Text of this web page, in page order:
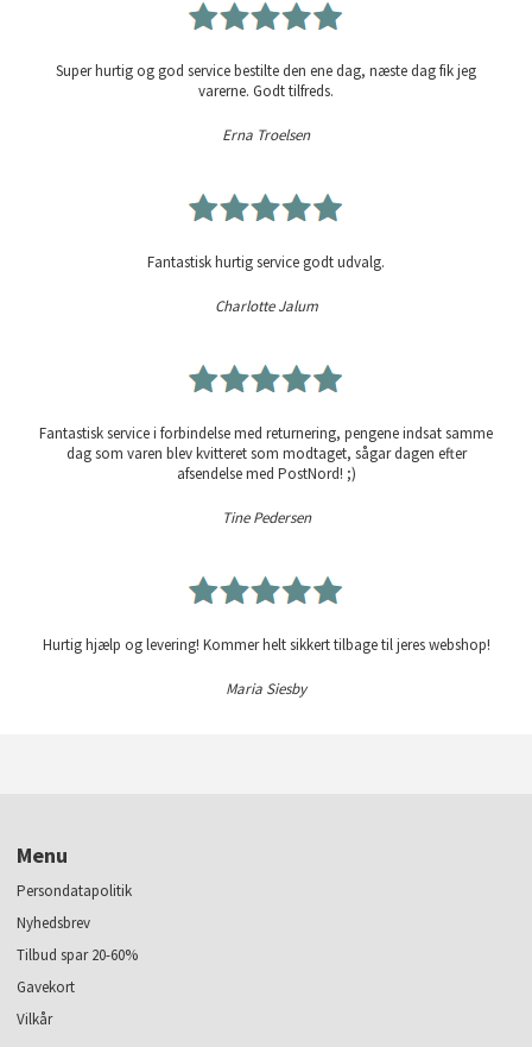
Super hurtig og god service bestilte den ene dag, næste dag fik jeg
varerne. Godt tilfreds.
Erna Troelsen
Fantastisk hurtig service godt udvalg.
Charlotte Jalum
Fantastisk service i forbindelse med returnering, pengene indsat samme
dag som varen blev kvitteret som modtaget, sågar dagen efter
afsendelse med PostNord! ;)
Tine Pedersen
Hurtig hjælp og levering! Kommer helt sikkert tilbage til jeres webshop!
Maria Siesby
Menu
Persondatapolitik
Nyhedsbrev
Tilbud spar 20-60%
Gavekort
Vilkår